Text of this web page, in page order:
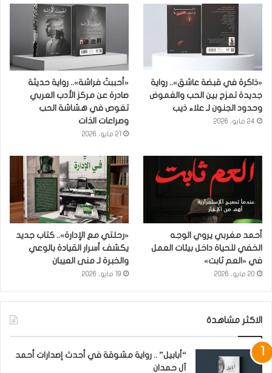
«ذاكرة في قبضة عاشق».. رواية
جديدة تمزج بين الحب والغموض
وحدود الجنون لـ علاء ذيب
24 مايو، 2026
«أحببتُ فراشة».. رواية حديثة
صادرة عن مركز الأدب العربي
تغوص في هشاشة الحب
وصراعات الذات
21 مايو، 2026
أحمد مغربي يروي الوجه
الخفي للحياة داخل بيئات العمل
في «العم ثابت»
20 مايو، 2026
«رحلتي مع الإدارة».. كتاب جديد
يكشف أسرار القيادة بالوعي
والخبرة لـ منى العيبان
19 مايو، 2026
الاكثر مشاهدة
“أبابيل” .. رواية مشوقة في أحدث إصدارات أحمد
آل حمدان